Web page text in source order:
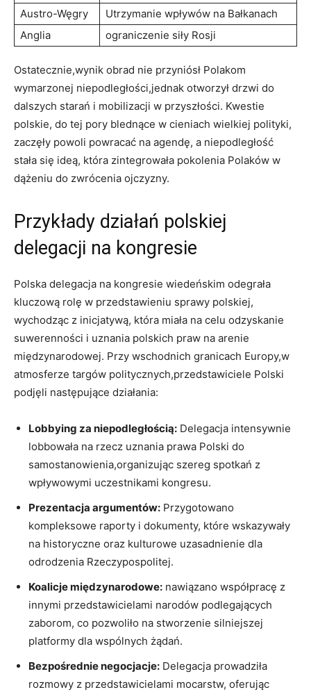
Austro-Węgry
Utrzymanie wpływów na Bałkanach
Anglia
ograniczenie siły Rosji
Ostatecznie,wynik obrad nie przyniósł Polakom
wymarzonej niepodległości,jednak otworzył drzwi do
dalszych starań i mobilizacji w przyszłości. Kwestie
polskie, do tej pory blednące w cieniach wielkiej polityki,
zaczęły powoli powracać na agendę, a niepodległość
stała się ideą, która zintegrowała pokolenia Polaków w
dążeniu do zwrócenia ojczyzny.
Przykłady działań polskiej
delegacji na kongresie
Polska delegacja na kongresie wiedeńskim odegrała
kluczową rolę w przedstawieniu sprawy polskiej,
wychodząc z inicjatywą, która miała na celu odzyskanie
suwerenności i uznania polskich praw na arenie
międzynarodowej. Przy wschodnich granicach Europy,w
atmosferze targów politycznych,przedstawiciele Polski
podjęli następujące działania:
Lobbying za niepodległością: Delegacja intensywnie
lobbowała na rzecz uznania prawa Polski do
samostanowienia,organizując szereg spotkań z
wpływowymi uczestnikami kongresu.
Prezentacja argumentów: Przygotowano
kompleksowe raporty i dokumenty, które wskazywały
na historyczne oraz kulturowe uzasadnienie dla
odrodzenia Rzeczypospolitej.
Koalicje międzynarodowe: nawiązano współpracę z
innymi przedstawicielami narodów podlegających
zaborom, co pozwoliło na stworzenie silniejszej
platformy dla wspólnych żądań.
Bezpośrednie negocjacje: Delegacja prowadziła
rozmowy z przedstawicielami mocarstw, oferując